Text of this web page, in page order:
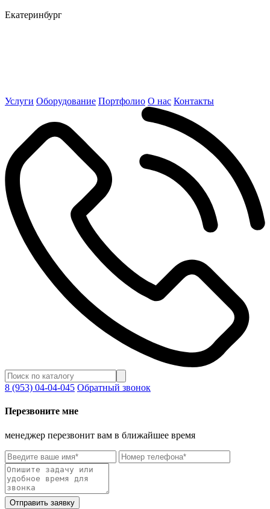
Екатеринбург
Услуги Оборудование Портфолио О нас Контакты
8 (953) 04-04-045 Обратный звонок
Перезвоните мне
менеджер перезвонит вам в ближайшее время
Отправить заявку